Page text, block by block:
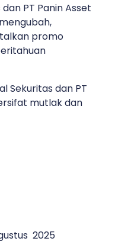
PT Panin Asset
promo
Sekuritas dan PT
mutlak dan
2025